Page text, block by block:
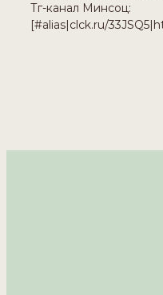
Тг-канал Минсоц:
[#alias|clck.ru/